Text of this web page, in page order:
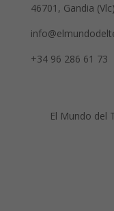
46701, Gandia
+34 96 286 61 73
El Mundo del